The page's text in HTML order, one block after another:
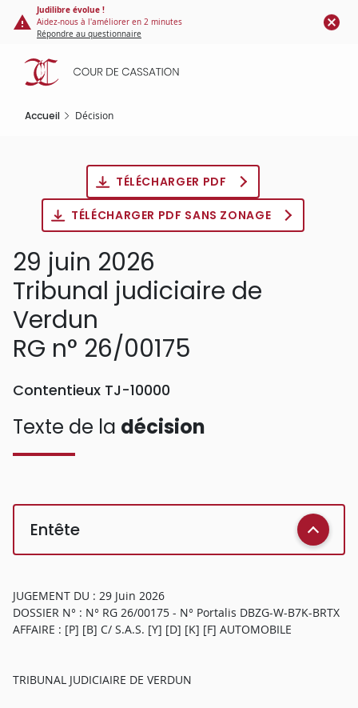
Panneau de gestion des cookies
contenu
principal
Judilibre évolue !
Aidez-nous à l'améliorer en 2 minutes
Répondre au questionnaire
Accueil Décision
TÉLÉCHARGER PDF
TÉLÉCHARGER PDF SANS ZONAGE
29 juin 2026
Tribunal judiciaire de
Verdun
RG n° 26/00175
Contentieux TJ-10000
Texte de la décision
Entête
JUGEMENT DU : 29 Juin 2026
DOSSIER N° : N° RG 26/00175 - N° Portalis DBZG-W-B7K-BRTX
AFFAIRE : [P] [B] C/ S.A.S. [Y] [D] [K] [F] AUTOMOBILE
TRIBUNAL JUDICIAIRE DE VERDUN